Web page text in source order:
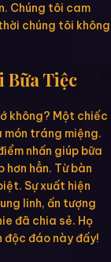
Chúng tôi cam
chúng tôi không
Bữa Tiệc
không? Một chiếc
món tráng miệng.
nhấn giúp bữa
hẳn. Từ bàn
Sự xuất hiện
linh, ấn tượng
đã chia sẻ. Họ
độc đáo này đấy!